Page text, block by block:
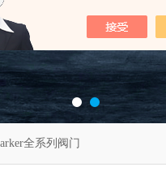
全系列阀门